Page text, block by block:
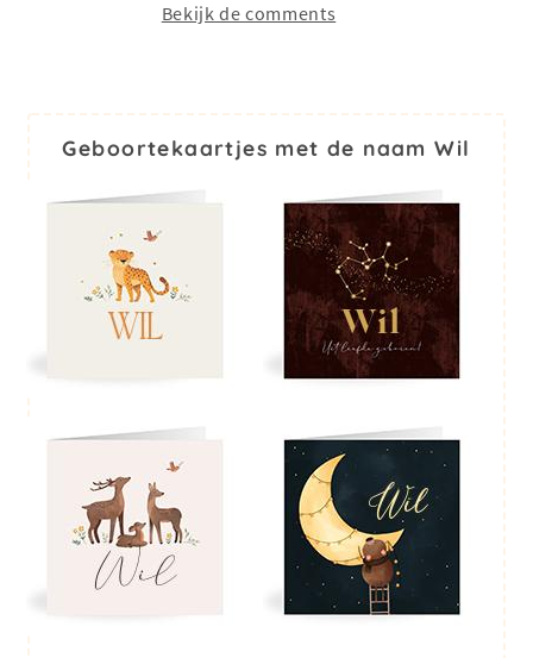
Bekijk de comments
Geboortekaartjes met de naam Wil